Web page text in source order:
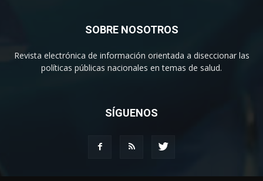
SOBRE NOSOTROS
Revista electrónica de información orientada a diseccionar las
políticas públicas nacionales en temas de salud.
SÍGUENOS